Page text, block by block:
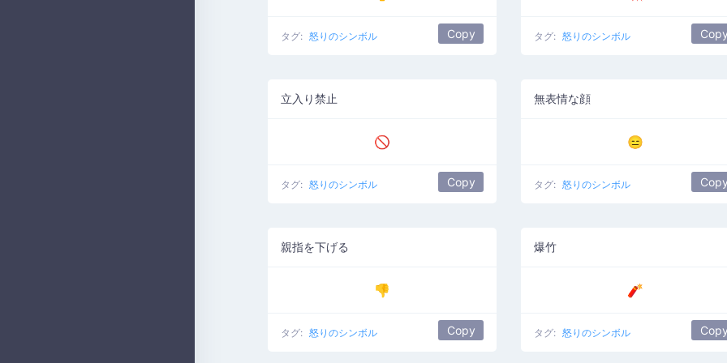
タグ: 怒りのシンボル Copy タグ: 怒りのシンボル Copy
立入り禁止
🚫
タグ: 怒りのシンボル Copy
無表情な顔
😑
タグ: 怒りのシンボル Copy
親指を下げる
👎
タグ: 怒りのシンボル Copy
爆竹
🧨
タグ: 怒りのシンボル Copy